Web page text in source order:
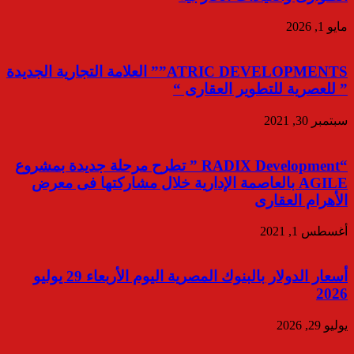
مايو 1, 2026
ATRIC DEVELOPMENTS”” العلامة التجارية الجديدة
” للعصرية للتطوير العقارى “
سبتمبر 30, 2021
“RADIX Development ” تطرح مرحلة جديدة بمشروع
AGILE بالعاصمة الإدارية خلال مشاركتها فى معرض
الأهرام العقارى
أغسطس 1, 2021
أسعار الدولار بالبنوك المصرية اليوم الأربعاء 29 يوليو
2026
يوليو 29, 2026